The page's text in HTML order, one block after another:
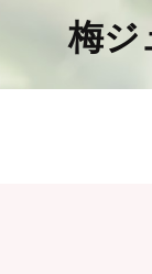
梅ジ